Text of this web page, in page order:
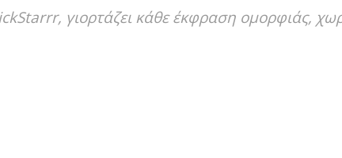
γιορτάζει κάθε έκφραση ομορφιάς,